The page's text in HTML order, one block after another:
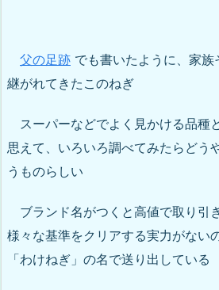
父の足跡 でも書いたように、家
継がれてきたこのねぎ
スーパーなどでよく見かける品種
思えて、いろいろ調べてみたらどう
うものらしい
ブランド名がつくと高値で取り引
様々な基準をクリアする実力がない
「わけねぎ」の名で送り出している